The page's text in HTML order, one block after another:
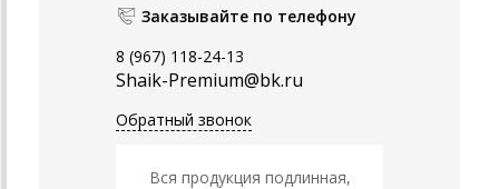
Заказывайте по телефону
8 (967) 118-24-13
Shaik-Premium@bk.ru
Обратный звонок
Вся продукция подлинная,